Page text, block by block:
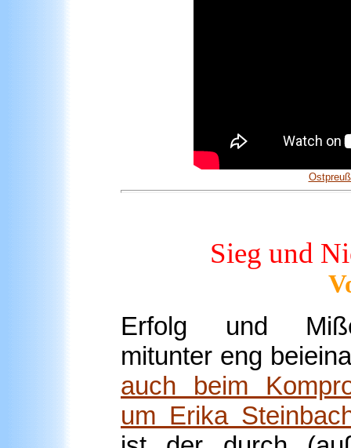
Sieg und
Erfolg und
mitunter eng
auch beim
um Erika